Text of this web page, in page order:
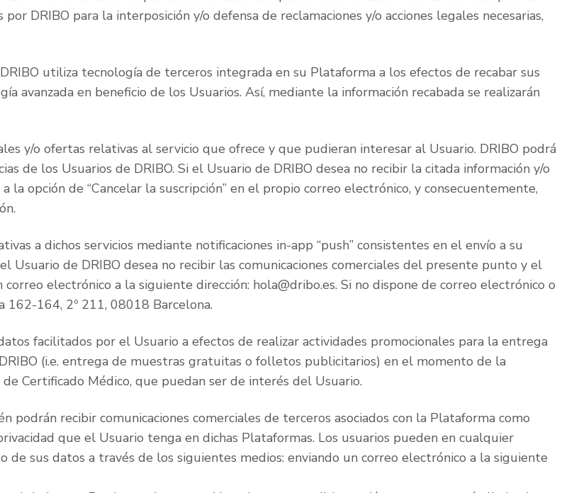
DRIBO para la interposición y/o defensa de reclamaciones y/o acciones legales necesarias,
utiliza tecnología de terceros integrada en su Plataforma a los efectos de recabar sus
avanzada en beneficio de los Usuarios. Así, mediante la información recabada se realizarán
y/o ofertas relativas al servicio que ofrece y que pudieran interesar al Usuario. DRIBO podrá
de los Usuarios de DRIBO. Si el Usuario de DRIBO desea no recibir la citada información y/o
opción de “Cancelar la suscripción” en el propio correo electrónico, y consecuentemente,
a dichos servicios mediante notificaciones in-app “push” consistentes en el envío a su
Usuario de DRIBO desea no recibir las comunicaciones comerciales del presente punto y el
electrónico a la siguiente dirección: hola@dribo.es. Si no dispone de correo electrónico o
162-164, 2º 211, 08018 Barcelona.
facilitados por el Usuario a efectos de realizar actividades promocionales para la entrega
(i.e. entrega de muestras gratuitas o folletos publicitarios) en el momento de la
Certificado Médico, que puedan ser de interés del Usuario.
recibir comunicaciones comerciales de terceros asociados con la Plataforma como
que el Usuario tenga en dichas Plataformas. Los usuarios pueden en cualquier
sus datos a través de los siguientes medios: enviando un correo electrónico a la siguiente